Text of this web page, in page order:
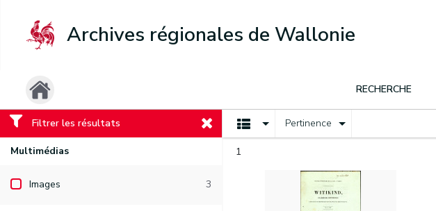
Archives régionales de Wallonie
RECHERCHE
Filtrer les résultats
Multimédias
Images 3
Pertinence
1